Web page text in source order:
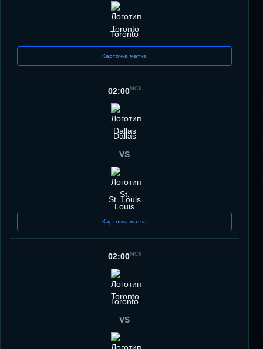
Toronto
Карточка матча
02:00МСК
Dallas
VS
St. Louis
Карточка матча
02:00МСК
Toronto
VS